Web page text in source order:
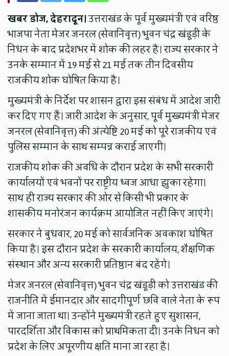
खबर डोज, देहरादून।उत्तराखंड के पूर्व मुख्यमंत्री एवं वरिष्ठ
भाजपा नेता मेजर जनरल (सेवानिवृत्त) भुवन चंद्र खंडूड़ी के
निधन के बाद प्रदेशभर में शोक की लहर है। राज्य सरकार ने
उनके सम्मान में 19 मई से 21 मई तक तीन दिवसीय
राजकीय शोक घोषित किया है।
मुख्यमंत्री के निर्देश पर शासन द्वारा इस संबंध में आदेश जारी
कर दिए गए हैं। जारी आदेश के अनुसार, पूर्व मुख्यमंत्री मेजर
जनरल (सेवानिवृत्त) की अंत्येष्टि 20 मई को पूरे राजकीय एवं
पुलिस सम्मान के साथ सम्पन्न कराई जाएगी।
राजकीय शोक की अवधि के दौरान प्रदेश के सभी सरकारी
कार्यालयों एवं भवनों पर राष्ट्रीय ध्वज आधा झुका रहेगा।
साथ ही राज्य सरकार की ओर से किसी भी प्रकार के
शासकीय मनोरंजन कार्यक्रम आयोजित नहीं किए जाएंगे।
सरकार ने बुधवार, 20 मई को सार्वजनिक अवकाश घोषित
किया है। इस दौरान प्रदेश के सरकारी कार्यालय, शैक्षणिक
संस्थान और अन्य सरकारी प्रतिष्ठान बंद रहेंगे।
मेजर जनरल (सेवानिवृत्त) भुवन चंद्र खंडूड़ी को उत्तराखंड की
राजनीति में ईमानदार और सादगीपूर्ण छवि वाले नेता के रूप
में जाना जाता था। उन्होंने मुख्यमंत्री रहते हुए सुशासन,
पारदर्शिता और विकास को प्राथमिकता दी। उनके निधन को
प्रदेश के लिए अपूरणीय क्षति माना जा रहा है।